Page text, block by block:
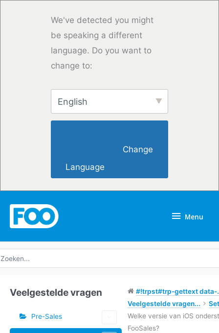
We've detected you might
be speaking a different
language. Do you want to
change to:
English
Language
Menu
Veelgestelde vragen
Pre-Sales
#!trpst#trp-gettext data-
Veelgestelde vragen...
Welke versie van iOS
FooSales?